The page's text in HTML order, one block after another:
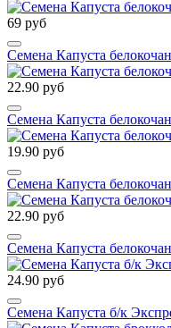
69 руб
Семена Капуста
22.90 руб
Семена Капуста
19.90 руб
Семена Капуста
22.90 руб
Семена Капуста
24.90 руб
Семена Капуста б/к